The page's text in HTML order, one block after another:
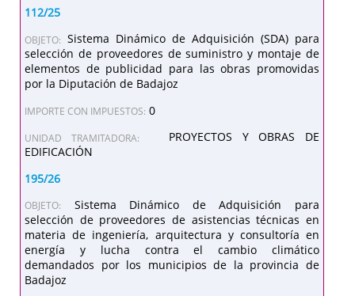
112/25
OBJETO:
Sistema Dinámico de Adquisición (SDA) para
selección de proveedores de suministro y montaje de
elementos de publicidad para las obras promovidas
por la Diputación de Badajoz
IMPORTE CON IMPUESTOS: 0
UNIDAD TRAMITADORA:
PROYECTOS Y OBRAS DE
EDIFICACIÓN
195/26
OBJETO:
Sistema Dinámico de Adquisición para
selección de proveedores de asistencias técnicas en
materia de ingeniería, arquitectura y consultoría en
energía y lucha contra el cambio climático
demandados por los municipios de la provincia de
Badajoz